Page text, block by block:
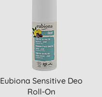
Eubiona Sensitive Deo
Roll-On